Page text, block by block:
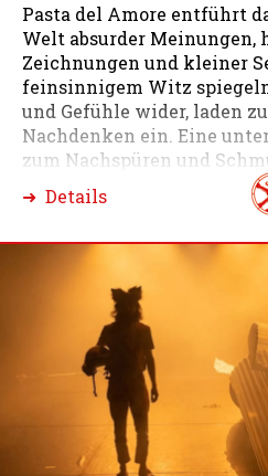
Pasta del Amore entführt
Welt absurder Meinungen,
Zeichnungen und kleiner
feinsinnigem Witz
und Gefühle wider, laden
Nachdenken ein. Eine
zum Nachspüren und
➜ Details